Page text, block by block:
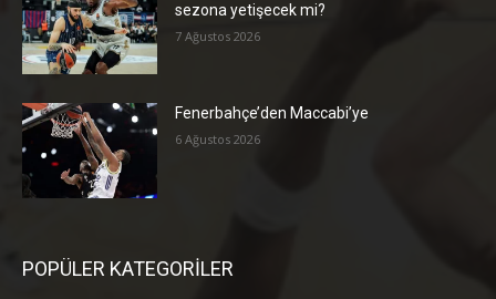
sezona yetişecek mi?
7 Ağustos 2026
Fenerbahçe’den Maccabi’ye
6 Ağustos 2026
POPÜLER KATEGORİLER